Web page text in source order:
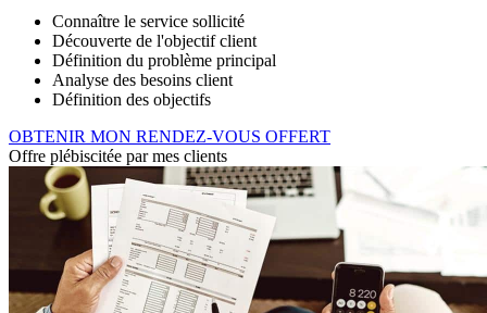
Connaître le service sollicité
Découverte de l'objectif client
Définition du problème principal
Analyse des besoins client
Définition des objectifs
OBTENIR MON RENDEZ-VOUS OFFERT
Offre plébiscitée par mes clients